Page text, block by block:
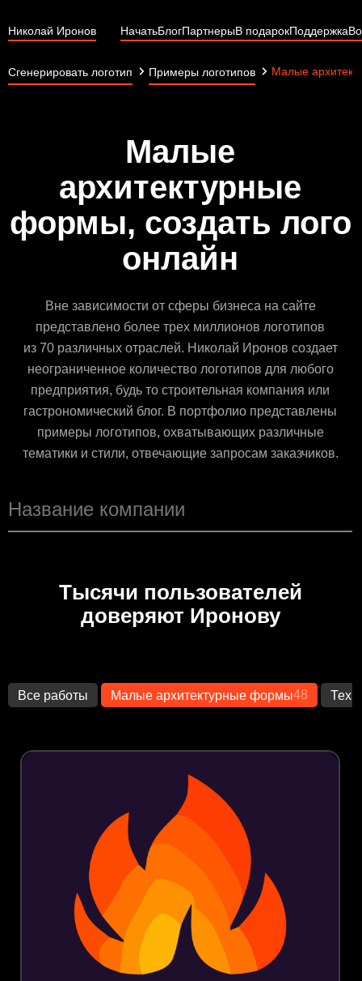
Николай Иронов НачатьБлогПартнерыВ подарокПоддержка
Сгенерировать логотип Примеры логотипов Малые
Малые
архитектурные
формы, создать лого
онлайн
Вне зависимости от сферы бизнеса на сайте
представлено более трех миллионов логотипов
из 70 различных отраслей. Николай Иронов создает
неограниченное количество логотипов для любого
предприятия, будь то строительная компания или
гастрономический блог. В портфолио представлены
примеры логотипов, охватывающих различные
тематики и стили, отвечающие запросам заказчиков.
Тысячи пользователей
доверяют Иронову
Все работы Малые архитектурные формы48